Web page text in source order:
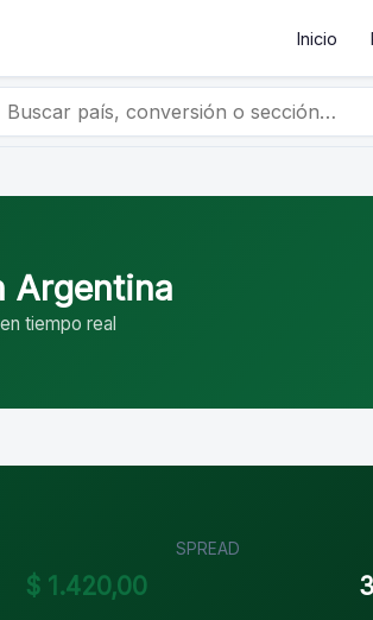
Inicio
Argentina
tiempo real
$ 1.420,00
SPREAD